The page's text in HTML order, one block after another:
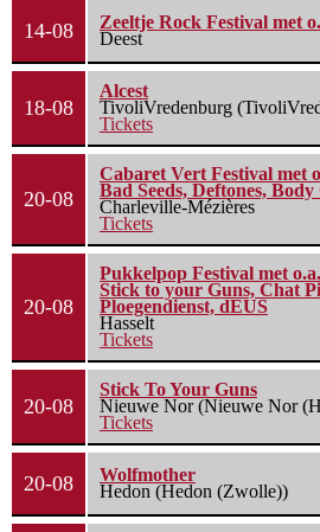
14-08
Zeeltje Rock Festival met
Deest
18-08
Alcest
TivoliVredenburg
Tickets
20-08
Cabaret Vert Festival met
Bad Seeds, Deftones,
Charleville-Mézières
Tickets
20-08
Pukkelpop Festival met
Stick to your Guns, Chat
Ploegendienst, dEUS
Hasselt
Tickets
20-08
Stick To Your Guns
Nieuwe Nor (Nieuwe Nor
Tickets
20-08
Wolfmother
Hedon (Hedon (Zwolle))